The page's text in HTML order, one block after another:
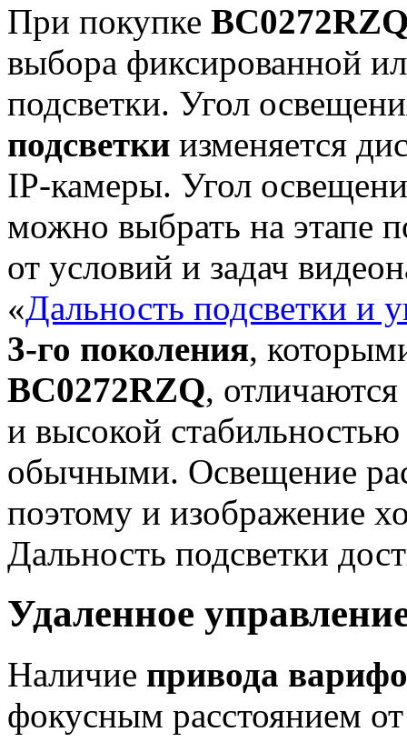
При покупке
выбора фиксированной
подсветки. Угол
подсветки изменяется
IP-камеры. Угол
можно выбрать на этапе
от условий и задач
«Дальность подсветки и
3-го поколения,
BC0272RZQ,
и высокой
обычными. Освещение
поэтому и изображение
Дальность подсветки
Удаленное
Наличие привода
фокусным расстоянием